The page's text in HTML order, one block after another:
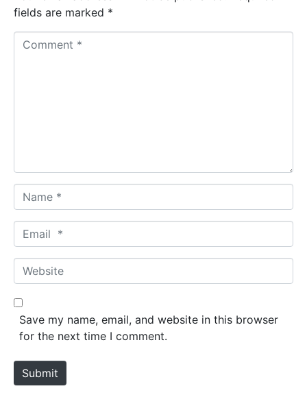
fields are marked *
a
m
*
m
a
*
W
e
b
e
Save my name, email, and website in this browser
for the next time I comment.
Submit